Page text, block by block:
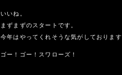
いいね。
まずまずのスタートです。
今年はやってくれそうな気がしておりま
ゴー！ゴー！スワローズ！